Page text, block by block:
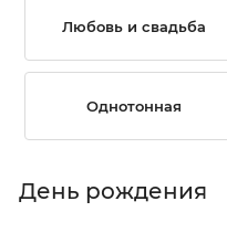
Любовь и свадьба
Однотонная
День рождения